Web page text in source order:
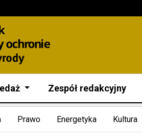
Zespół redakcyjny
Prawo Energetyka Kultura